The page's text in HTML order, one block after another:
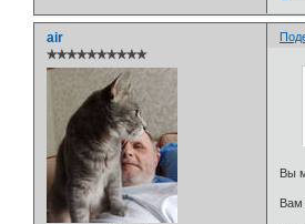
air
✯✯✯✯✯✯✯✯✯✯
Вы
Вам